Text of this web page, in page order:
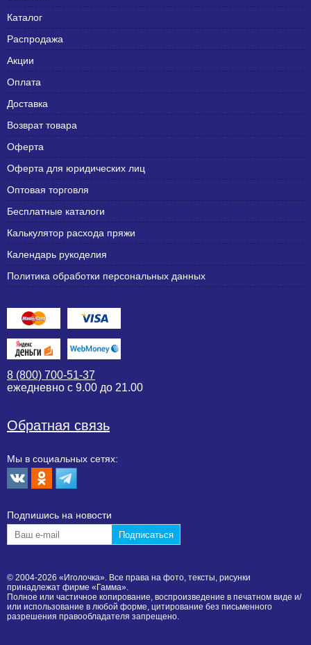
Каталог
Распродажа
Акции
Оплата
Доставка
Возврат товара
Оферта
Оферта для юридических лиц
Оптовая торговля
Бесплатные каталоги
Калькулятор расхода пряжи
Календарь рукоделия
Политика обработки персональных данных
8 (800) 700-51-37
ежедневно с 9.00 до 21.00
Обратная связь
Мы в социальных сетях:
Подпишиcь на новости
© 2004-2026 «Иголочка». Все права на фото, тексты, рисунки
принадлежат фирме «Гамма».
Полное или частичное копирование, воспроизведение в печатном виде и/
или использование в любой форме, цитирование без письменного
разрешения правообладателя запрещено.